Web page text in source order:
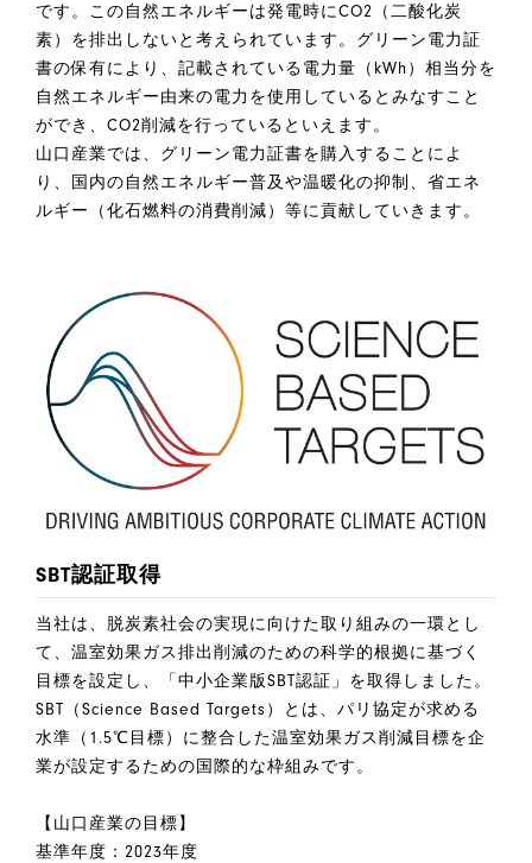
です。この自然エネルギーは発電時にCO2（二酸化炭
素）を排出しないと考えられています。グリーン電力証
書の保有により、記載されている電力量（kWh）相当分を
自然エネルギー由来の電力を使用しているとみなすこと
ができ、CO2削減を行っているといえます。
山口産業では、グリーン電力証書を購入することによ
り、国内の自然エネルギー普及や温暖化の抑制、省エネ
ルギー（化石燃料の消費削減）等に貢献していきます。
SBT認証取得
当社は、脱炭素社会の実現に向けた取り組みの一環とし
て、温室効果ガス排出削減のための科学的根拠に基づく
目標を設定し、「中小企業版SBT認証」を取得しました。
SBT（Science Based Targets）とは、パリ協定が求める
水準（1.5℃目標）に整合した温室効果ガス削減目標を企
業が設定するための国際的な枠組みです。
【山口産業の目標】
基準年度：2023年度